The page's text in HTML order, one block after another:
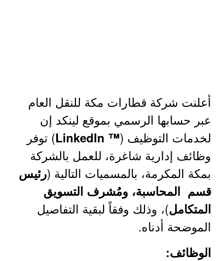
أعلنت شركة قطارات مكة للنقل العام
عبر حسابها الرسمي بموقع لينكد إن
لخدمات التوظيف (™ LinkedIn
) توفر
وظائف إدارية شاغرة، للعمل بالشركة
بمكة المكرمة، بالمسميات التالية (رئيس
قسم المحاسبة، ومُشرف التسويق
المتكامل)، وذلك وفقاً لبقية التفاصيل
الموضحة أدناه.
الوظائف: